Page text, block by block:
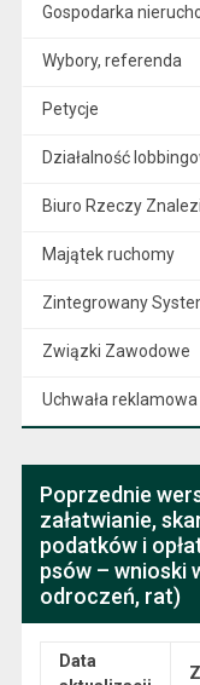
Gospodarka
Wybory, referenda
Petycje
Działalność
Biuro Rzeczy
Majątek ruchomy
Zintegrowany
Związki Zawodowe
Uchwała reklamowa
Poprzednie
załatwianie,
podatków i
psów – wnioski
odroczeń, rat)
Data